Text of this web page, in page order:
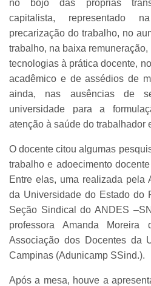
no bojo das próprias
capitalista, representado
precarização do trabalho, no
trabalho, na baixa
tecnologias à prática docente,
acadêmico e de assédios de
ainda, nas ausências de
universidade para a
atenção à saúde do trabalhador
O docente citou algumas
trabalho e adoecimento
Entre elas, uma realizada pela
da Universidade do Estado do
Seção Sindical do ANDES
professora Amanda
Associação dos Docentes da
Campinas (Adunicamp SSind.).
Após a mesa, houve a